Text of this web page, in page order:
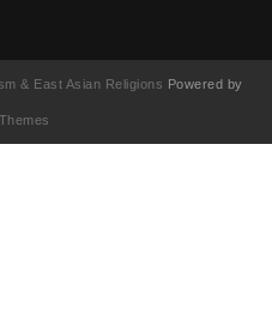
& East Asian Religions Powered by